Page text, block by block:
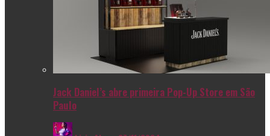
Jack Daniel’s abre primeira Pop-Up Store em São
Paulo